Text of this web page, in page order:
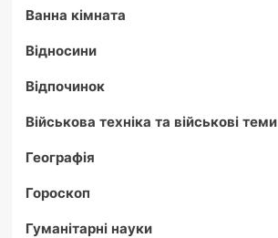
Ванна кімната
Відносини
Відпочинок
Військова техніка та військові теми
Географія
Гороскоп
Гуманітарні науки